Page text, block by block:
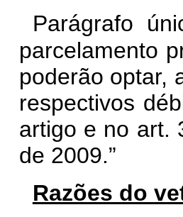
Parágrafo
parcelamento
poderão optar,
respectivos
artigo e no art.
de 2009.”
Razões do